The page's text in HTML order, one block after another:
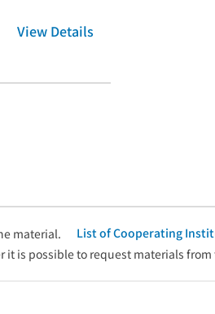
View Details
material.
List of Cooperating
it is possible to request materials